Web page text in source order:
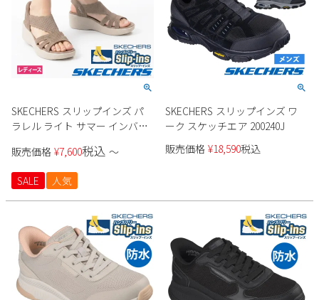
SKECHERS スリップインズ パ
ラレル ライト サマー インバイ
販売価格 ¥7,600税込 〜
SALE 人気
SKECHERS スリップインズ ワ
ーク スケッチエア 200240J
販売価格 ¥18,590税込